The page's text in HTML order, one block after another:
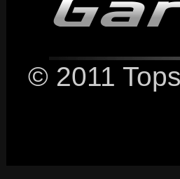
© 2011